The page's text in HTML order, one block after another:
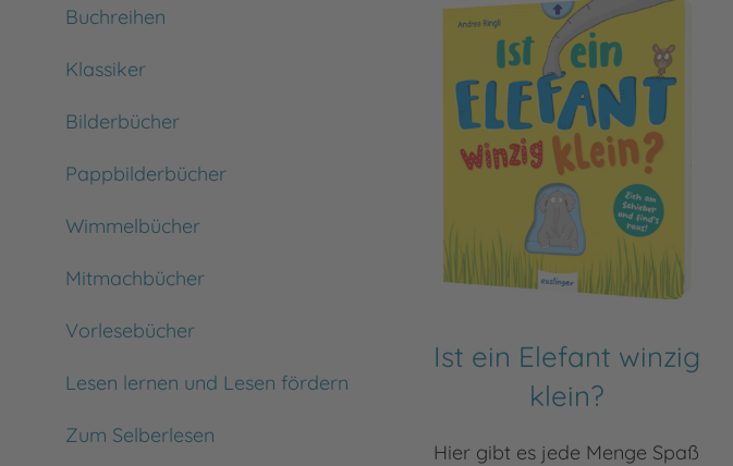
Buchreihen
Klassiker
Bilderbücher
Pappbilderbücher
Wimmelbücher
Mitmachbücher
Vorlesebücher
Lesen lernen und Lesen fördern
Zum Selberlesen
Ist ein Elefant winzig
klein?
Hier gibt es jede Menge Spaß